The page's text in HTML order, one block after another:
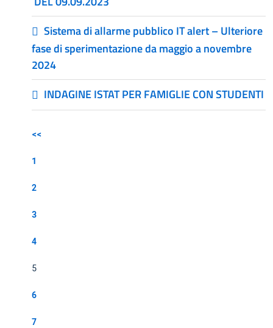
Sistema di allarme pubblico IT alert – Ulteriore
fase di sperimentazione da maggio a novembre
2024
INDAGINE ISTAT PER FAMIGLIE CON STUDENTI
<<
1
2
3
4
5
6
7